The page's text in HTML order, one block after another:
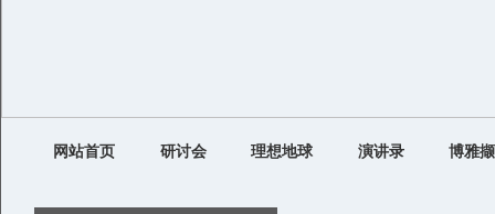
网站首页 研讨会 理想地球 演讲录 博雅